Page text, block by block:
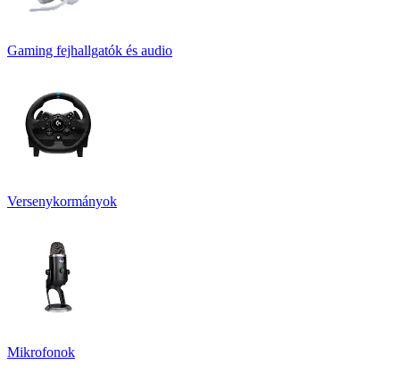
Gaming fejhallgatók és audio
Versenykormányok
Mikrofonok